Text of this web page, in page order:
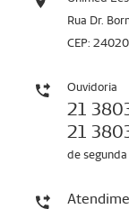
Rua Dr.
CEP:
Ouvidoria
21
21
de